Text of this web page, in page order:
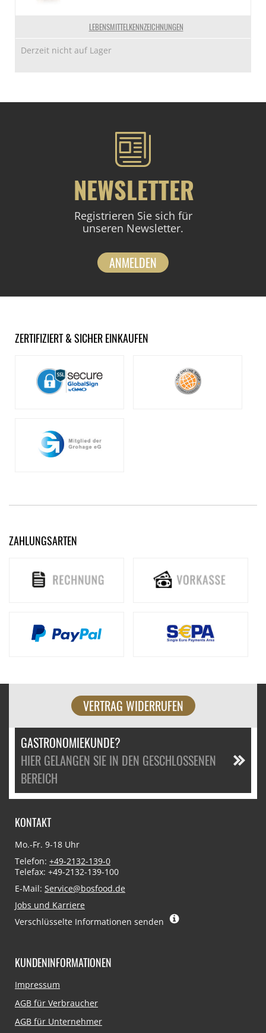
LEBENSMITTELKENNZEICHNUNGEN
Derzeit nicht auf Lager
NEWSLETTER
Registrieren Sie sich für
unseren Newsletter.
ANMELDEN
ZERTIFIZIERT & SICHER EINKAUFEN
ZAHLUNGSARTEN
VERTRAG WIDERRUFEN
GASTRONOMIEKUNDE?
HIER GELANGEN SIE IN DEN GESCHLOSSENEN
BEREICH
KONTAKT
Mo.-Fr. 9-18 Uhr
Telefon: +49-2132-139-0
Telefax: +49-2132-139-100
E-Mail: Service@bosfood.de
Jobs und Karriere
Verschlüsselte Informationen senden
KUNDENINFORMATIONEN
Navigation
Impressum
AGB für Verbraucher
AGB für Unternehmer